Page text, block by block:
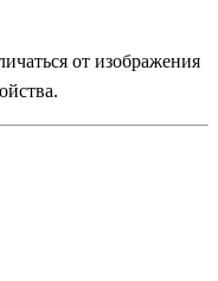
от изображения